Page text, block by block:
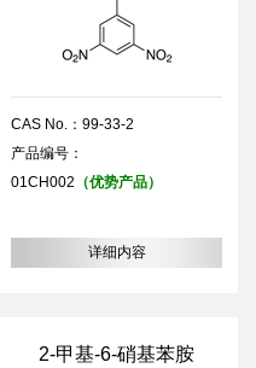
CAS No.：99-33-2
产品编号：
01CH002 （优势产品）
详细内容
2-甲基-6-硝基苯胺